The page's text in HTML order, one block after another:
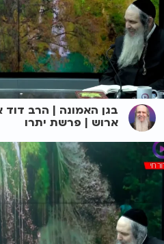
בגן האמונה | הרב דוד
ארוש | פרשת יתרו